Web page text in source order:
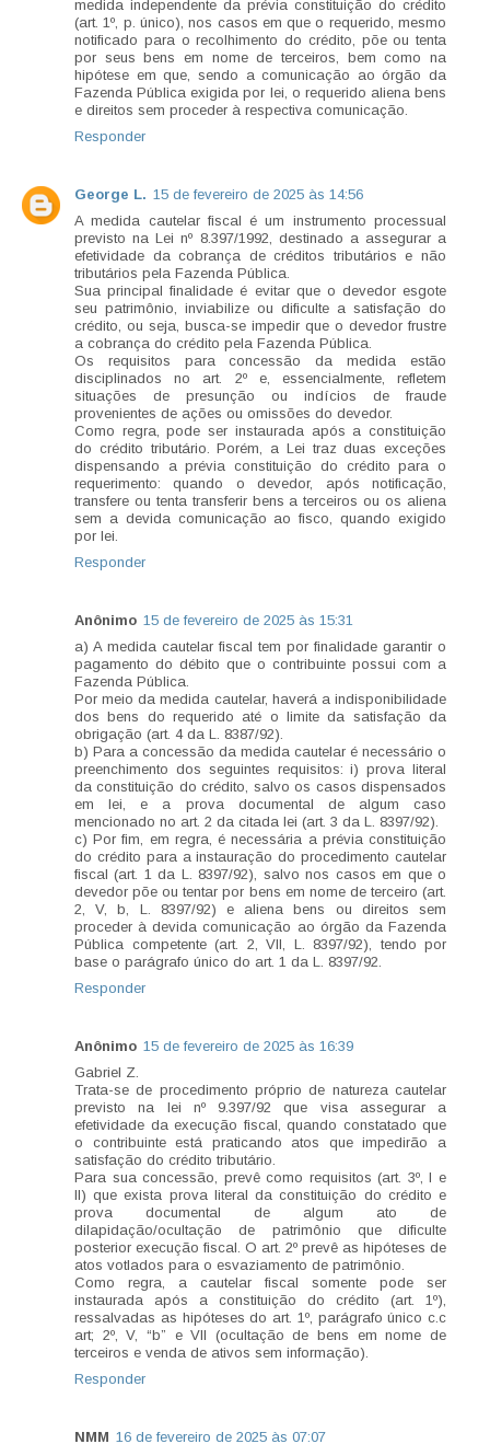
medida independente da prévia constituição do crédito
(art. 1º, p. único), nos casos em que o requerido, mesmo
notificado para o recolhimento do crédito, põe ou tenta
por seus bens em nome de terceiros, bem como na
hipótese em que, sendo a comunicação ao órgão da
Fazenda Pública exigida por lei, o requerido aliena bens
e direitos sem proceder à respectiva comunicação.
Responder
George L. 15 de fevereiro de 2025 às 14:56
A medida cautelar fiscal é um instrumento processual
previsto na Lei nº 8.397/1992, destinado a assegurar a
efetividade da cobrança de créditos tributários e não
tributários pela Fazenda Pública.
Sua principal finalidade é evitar que o devedor esgote
seu patrimônio, inviabilize ou dificulte a satisfação do
crédito, ou seja, busca-se impedir que o devedor frustre
a cobrança do crédito pela Fazenda Pública.
Os requisitos para concessão da medida estão
disciplinados no art. 2º e, essencialmente, refletem
situações de presunção ou indícios de fraude
provenientes de ações ou omissões do devedor.
Como regra, pode ser instaurada após a constituição
do crédito tributário. Porém, a Lei traz duas exceções
dispensando a prévia constituição do crédito para o
requerimento: quando o devedor, após notificação,
transfere ou tenta transferir bens a terceiros ou os aliena
sem a devida comunicação ao fisco, quando exigido
por lei.
Responder
Anônimo 15 de fevereiro de 2025 às 15:31
a) A medida cautelar fiscal tem por finalidade garantir o
pagamento do débito que o contribuinte possui com a
Fazenda Pública.
Por meio da medida cautelar, haverá a indisponibilidade
dos bens do requerido até o limite da satisfação da
obrigação (art. 4 da L. 8387/92).
b) Para a concessão da medida cautelar é necessário o
preenchimento dos seguintes requisitos: i) prova literal
da constituição do crédito, salvo os casos dispensados
em lei, e a prova documental de algum caso
mencionado no art. 2 da citada lei (art. 3 da L. 8397/92).
c) Por fim, em regra, é necessária a prévia constituição
do crédito para a instauração do procedimento cautelar
fiscal (art. 1 da L. 8397/92), salvo nos casos em que o
devedor põe ou tentar por bens em nome de terceiro (art.
2, V, b, L. 8397/92) e aliena bens ou direitos sem
proceder à devida comunicação ao órgão da Fazenda
Pública competente (art. 2, VII, L. 8397/92), tendo por
base o parágrafo único do art. 1 da L. 8397/92.
Responder
Anônimo 15 de fevereiro de 2025 às 16:39
Gabriel Z.
Trata-se de procedimento próprio de natureza cautelar
previsto na lei nº 9.397/92 que visa assegurar a
efetividade da execução fiscal, quando constatado que
o contribuinte está praticando atos que impedirão a
satisfação do crédito tributário.
Para sua concessão, prevê como requisitos (art. 3º, I e
II) que exista prova literal da constituição do crédito e
prova documental de algum ato de
dilapidação/ocultação de patrimônio que dificulte
posterior execução fiscal. O art. 2º prevê as hipóteses de
atos votlados para o esvaziamento de patrimônio.
Como regra, a cautelar fiscal somente pode ser
instaurada após a constituição do crédito (art. 1º),
ressalvadas as hipóteses do art. 1º, parágrafo único c.c
art; 2º, V, “b” e VII (ocultação de bens em nome de
terceiros e venda de ativos sem informação).
Responder
NMM 16 de fevereiro de 2025 às 07:07